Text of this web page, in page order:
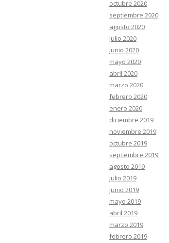
octubre 2020
septiembre 2020
agosto 2020
julio 2020
junio 2020
mayo 2020
abril 2020
marzo 2020
febrero 2020
enero 2020
diciembre 2019
noviembre 2019
octubre 2019
septiembre 2019
agosto 2019
julio 2019
junio 2019
mayo 2019
abril 2019
marzo 2019
febrero 2019